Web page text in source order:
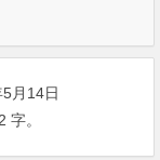
月14日
字。